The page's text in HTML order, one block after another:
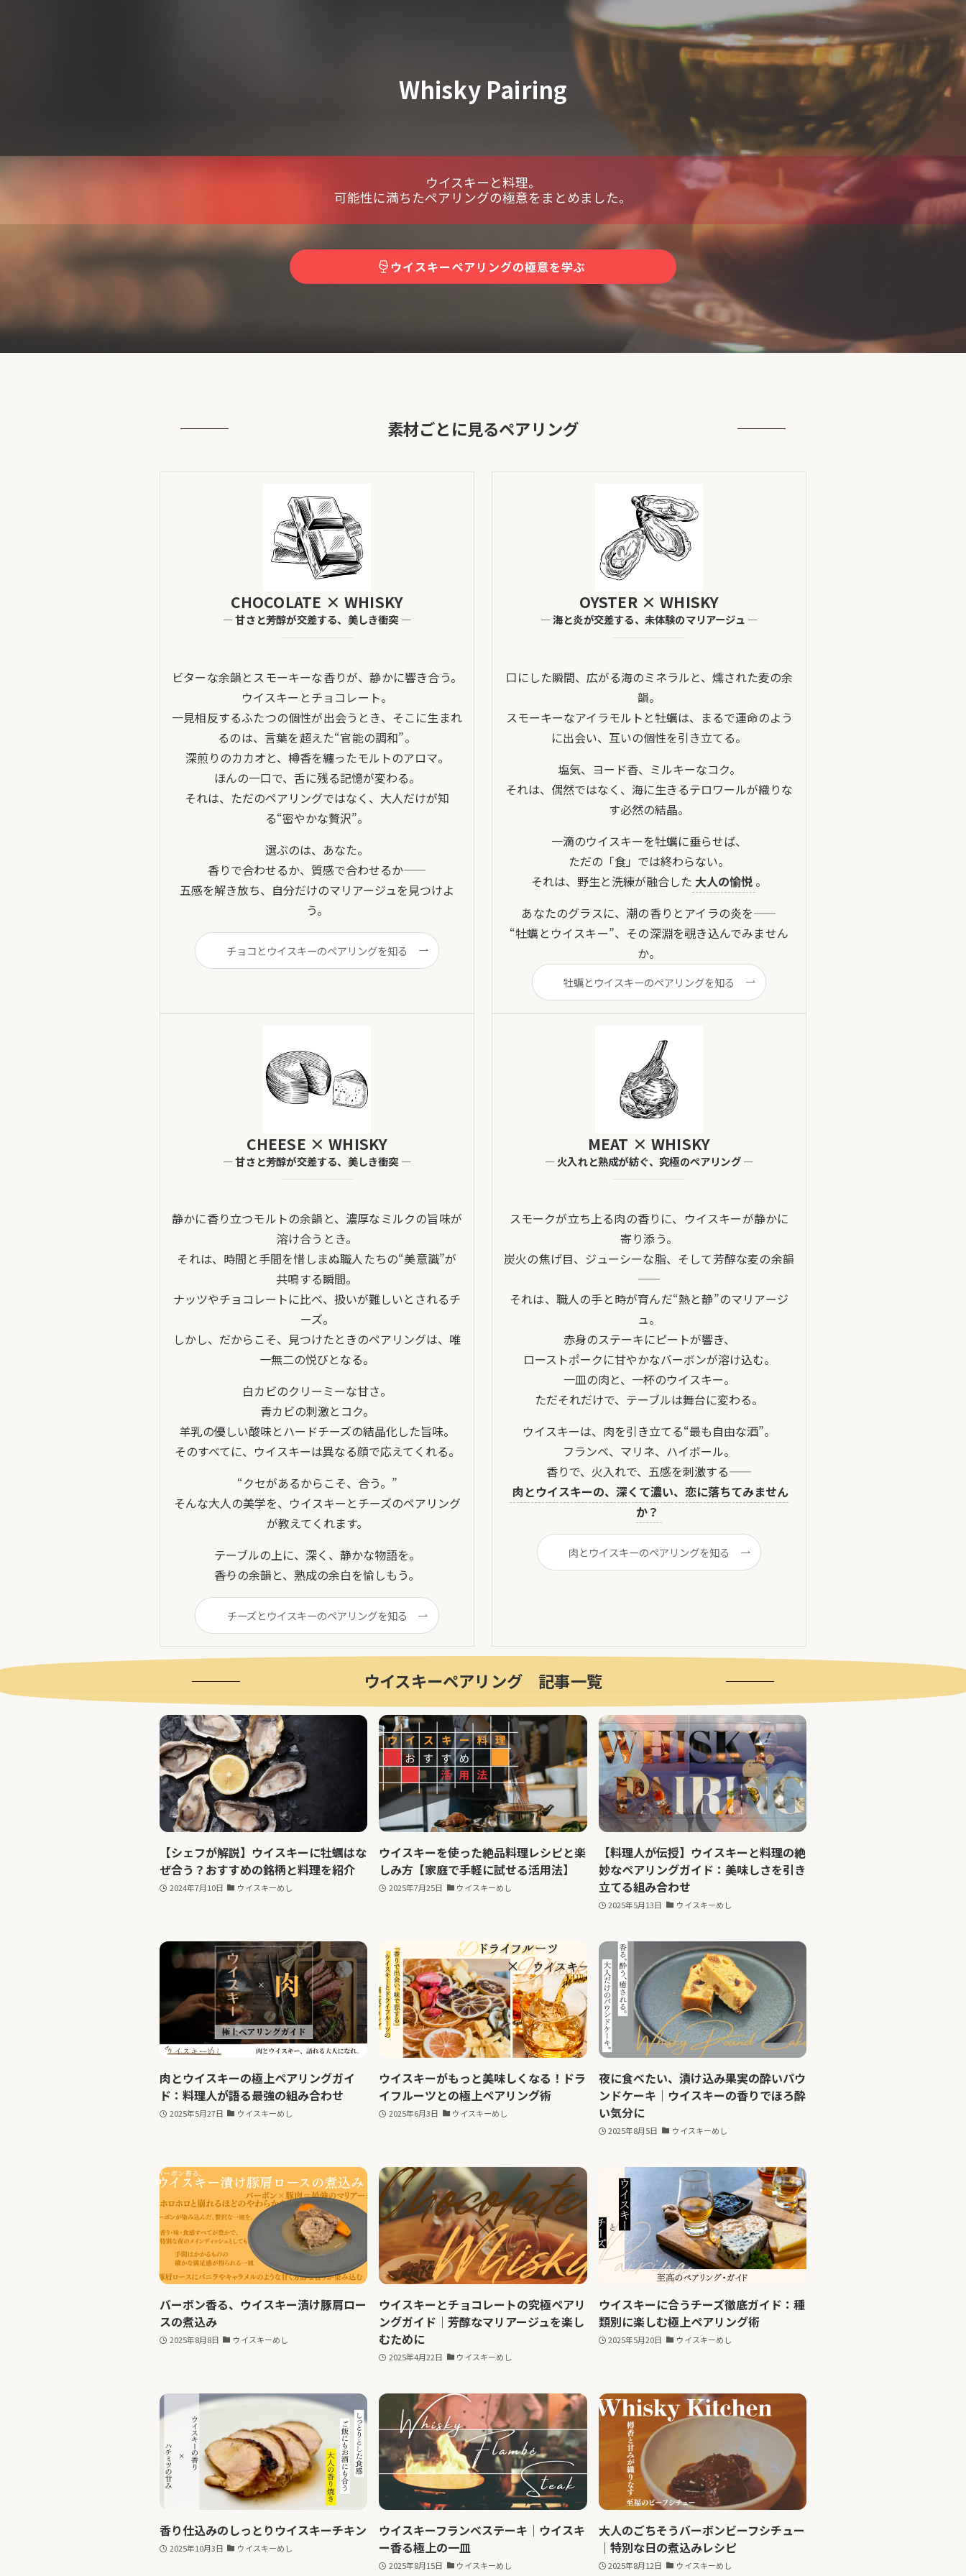
Whisky Pairing
ウイスキーと料理。
可能性に満ちたペアリングの極意をまとめました。
ウイスキーペアリングの極意を学ぶ
素材ごとに見るペアリング
CHOCOLATE × WHISKY
― 甘さと芳醇が交差する、美しき衝突 ―
ビターな余韻とスモーキーな香りが、静かに響き合う。
ウイスキーとチョコレート。
一見相反するふたつの個性が出会うとき、そこに生まれ
るのは、言葉を超えた“官能の調和”。
深煎りのカカオと、樽香を纏ったモルトのアロマ。
ほんの一口で、舌に残る記憶が変わる。
それは、ただのペアリングではなく、大人だけが知
る“密やかな贅沢”。
選ぶのは、あなた。
香りで合わせるか、質感で合わせるか——
五感を解き放ち、自分だけのマリアージュを見つけよ
う。
チョコとウイスキーのペアリングを知る
OYSTER × WHISKY
― 海と炎が交差する、未体験のマリアージュ ―
口にした瞬間、広がる海のミネラルと、燻された麦の余
韻。
スモーキーなアイラモルトと牡蠣は、まるで運命のよう
に出会い、互いの個性を引き立てる。
塩気、ヨード香、ミルキーなコク。
それは、偶然ではなく、海に生きるテロワールが織りな
す必然の結晶。
一滴のウイスキーを牡蠣に垂らせば、
ただの「食」では終わらない。
それは、野生と洗練が融合した 大人の愉悦 。
あなたのグラスに、潮の香りとアイラの炎を——
“牡蠣とウイスキー”、その深淵を覗き込んでみません
か。
牡蠣とウイスキーのペアリングを知る
CHEESE × WHISKY
― 甘さと芳醇が交差する、美しき衝突 ―
静かに香り立つモルトの余韻と、濃厚なミルクの旨味が
溶け合うとき。
それは、時間と手間を惜しまぬ職人たちの“美意識”が
共鳴する瞬間。
ナッツやチョコレートに比べ、扱いが難しいとされるチ
ーズ。
しかし、だからこそ、見つけたときのペアリングは、唯
一無二の悦びとなる。
白カビのクリーミーな甘さ。
青カビの刺激とコク。
羊乳の優しい酸味とハードチーズの結晶化した旨味。
そのすべてに、ウイスキーは異なる顔で応えてくれる。
“クセがあるからこそ、合う。”
そんな大人の美学を、ウイスキーとチーズのペアリング
が教えてくれます。
テーブルの上に、深く、静かな物語を。
――香りの余韻と、熟成の余白を愉しもう。
チーズとウイスキーのペアリングを知る
MEAT × WHISKY
― 火入れと熟成が紡ぐ、究極のペアリング ―
スモークが立ち上る肉の香りに、ウイスキーが静かに
寄り添う。
炭火の焦げ目、ジューシーな脂、そして芳醇な麦の余韻
——
それは、職人の手と時が育んだ“熱と静”のマリアージ
ュ。
赤身のステーキにピートが響き、
ローストポークに甘やかなバーボンが溶け込む。
一皿の肉と、一杯のウイスキー。
ただそれだけで、テーブルは舞台に変わる。
ウイスキーは、肉を引き立てる“最も自由な酒”。
フランベ、マリネ、ハイボール。
香りで、火入れで、五感を刺激する——
肉とウイスキーの、深くて濃い、恋に落ちてみません
か？
肉とウイスキーのペアリングを知る
ウイスキーペアリング 記事一覧
【シェフが解説】ウイスキーに牡蠣はな
ぜ合う？おすすめの銘柄と料理を紹介
2024年7月10日 ウイスキーめし
ウイスキーを使った絶品料理レシピと楽
しみ方【家庭で手軽に試せる活用法】
2025年7月25日 ウイスキーめし
【料理人が伝授】ウイスキーと料理の絶
妙なペアリングガイド：美味しさを引き
立てる組み合わせ
2025年5月13日 ウイスキーめし
肉とウイスキーの極上ペアリングガイ
ド：料理人が語る最強の組み合わせ
2025年5月27日 ウイスキーめし
ウイスキーがもっと美味しくなる！ドラ
イフルーツとの極上ペアリング術
2025年6月3日 ウイスキーめし
夜に食べたい、漬け込み果実の酔いパウ
ンドケーキ｜ウイスキーの香りでほろ酔
い気分に
2025年8月5日 ウイスキーめし
バーボン香る、ウイスキー漬け豚肩ロー
スの煮込み
2025年8月8日 ウイスキーめし
ウイスキーとチョコレートの究極ペアリ
ングガイド｜芳醇なマリアージュを楽し
むために
2025年4月22日 ウイスキーめし
ウイスキーに合うチーズ徹底ガイド：種
類別に楽しむ極上ペアリング術
2025年5月20日 ウイスキーめし
香り仕込みのしっとりウイスキーチキン
2025年10月3日 ウイスキーめし
ウイスキーフランベステーキ｜ウイスキ
ー香る極上の一皿
2025年8月15日 ウイスキーめし
大人のごちそうバーボンビーフシチュー
｜特別な日の煮込みレシピ
2025年8月12日 ウイスキーめし